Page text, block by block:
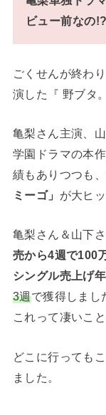
ビュー前なの!?
ごくせんが終わ
演した『 野ブタ
亀梨さん主演、
学園ドラマの本
績もありつつも
ミーゴ」 が大ヒッ
亀梨さん＆山下
売から4週で100
シングル売上げ
3週で獲得しまし
これって凄いこ
どこに行っても
ました。